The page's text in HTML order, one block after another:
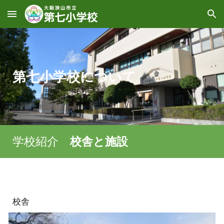
Skip to main content Skip to navigation
第七小学校について
学校紹介 校舎と施設
校舎